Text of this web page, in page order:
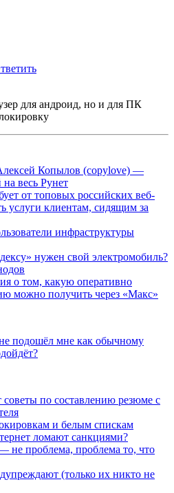
для андроид, но и для ПК
Копылов (copylove) —
весь Рунет
от топовых российских веб-
услуги клиентам, сидящим за
инфраструктуры
нужен свой электромобиль?
о том, какую оперативно
можно получить через «Макс»
подошёл мне как обычному
советы по составлению резюме с
и белым спискам
ломают санкциями?
не проблема, проблема то, что
(только их никто не